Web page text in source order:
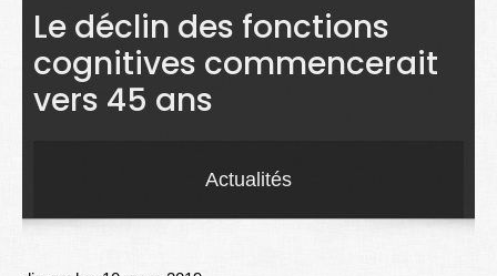
Actualités
Sciences
Maladies
Le déclin des fonctions
cognitives commencerait
vers 45 ans
Actualités